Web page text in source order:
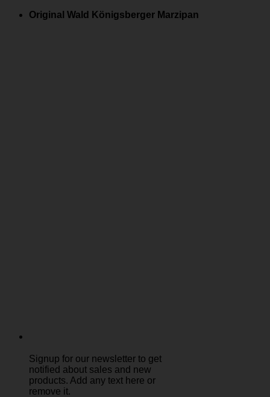
Zum
Original Wald Königsberger Marzipan
Signup for our newsletter to get
notified about sales and new
products. Add any text here or
remove it.